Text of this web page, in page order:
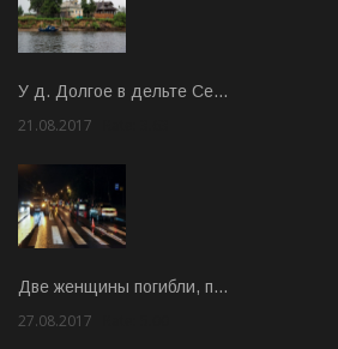
У д. Долгое в дельте Се…
21.08.2017
Две женщины погибли, п…
27.08.2017